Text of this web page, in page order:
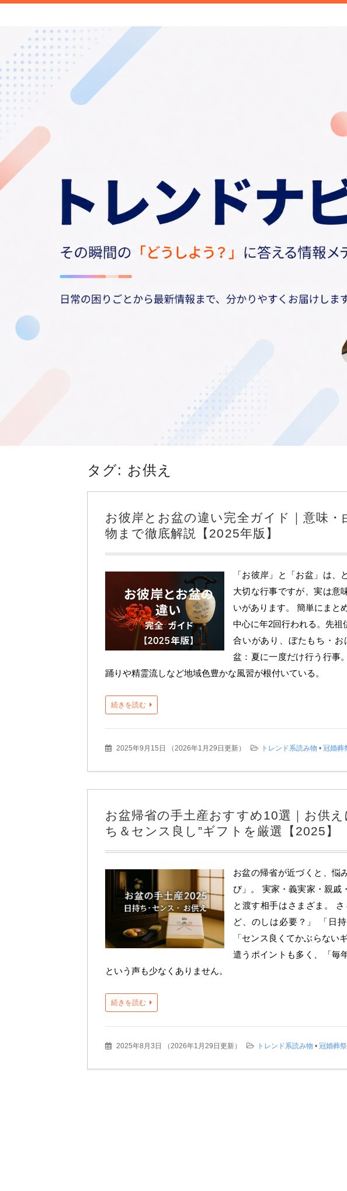
トレンドナビ｜旬の情報や話
新商品や面白い話題など旬のトレンドをご紹介しています。
信します。
タグ: お供え
お彼岸とお盆の違い完全ガイド｜意味・
物まで徹底解説【2025年版】
「お彼岸」と「お盆」は、
大切な行事ですが、実は意
いがあります。 簡単にまと
中心に年2回行われる。先
合いがあり、ぼたもち・
盆：夏に一度だけ行う行事
踊りや精霊流しなど地域色豊かな風習が根付いている。
続きを読む
2025年9月15日 （2026年1月29日更新） トレンド系読み物 • 冠婚葬
お盆帰省の手土産おすすめ10選｜お供
ち＆センス良し”ギフトを厳選【2025】
お盆の帰省が近づくと、悩
び」。 実家・義実家・親
と渡す相手はさまざま。
ど、のしは必要？」 「日
「センス良くてかぶらない
遣うポイントも多く、「毎
という声も少なくありません。
続きを読む
2025年8月3日 （2026年1月29日更新） トレンド系読み物 • 冠婚葬祭